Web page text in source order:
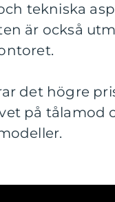
tekniska
är också
det högre
på